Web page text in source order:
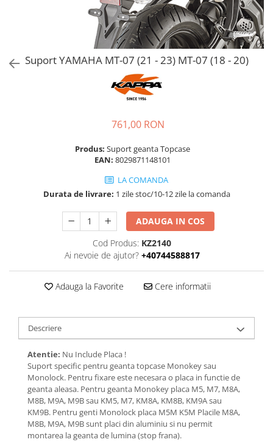
Suport YAMAHA MT-07 (21 - 23) MT-07 (18 - 20)
761,00 RON
Produs: Suport geanta Topcase
EAN: 8029871148101
LA COMANDA
Durata de livrare: 1 zile stoc/10-12 zile la comanda
ADAUGA IN COS
Cod Produs: KZ2140
Ai nevoie de ajutor? +40744588817
Adauga la Favorite Cere informatii
Descriere
Atentie: Nu Include Placa !
Suport specific pentru geanta topcase Monokey sau
Monolock. Pentru fixare este necesara o placa in functie de
geanta aleasa. Pentru geanta Monokey placa M5, M7, M8A,
M8B, M9A, M9B sau KM5, M7, KM8A, KM8B, KM9A sau
KM9B. Pentru genti Monolock placa M5M K5M Placile M8A,
M8B, M9A, M9B sunt placi din aluminiu si nu permit
montarea la geanta de lumina (stop frana).